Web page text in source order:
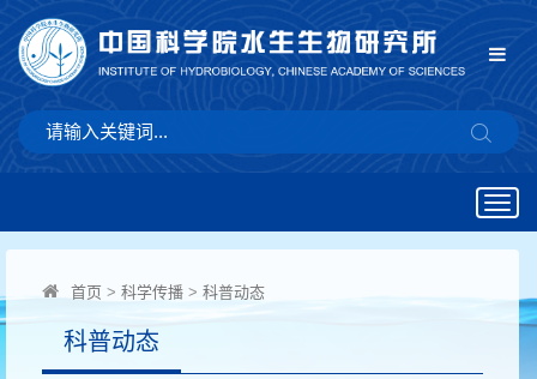
首页 > 科学传播 > 科普动态
科普动态